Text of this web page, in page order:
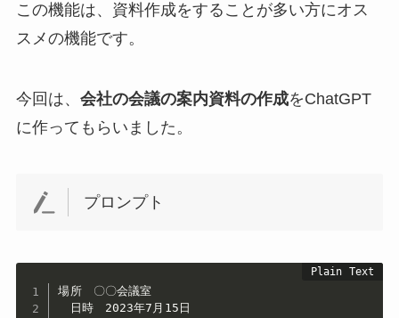
この機能は、資料作成をすることが多い方にオス
スメの機能です。
今回は、 会社の会議の案内資料の作成をChatGPT
に作ってもらいました。
プロンプト
場所　〇〇会議室
日時　2023年7月15日